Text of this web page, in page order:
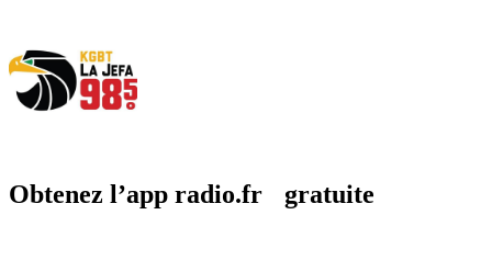
Obtenez l’app radio.fr gratuite